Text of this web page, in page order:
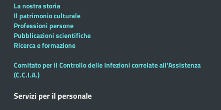
La nostra storia
Il patrimonio culturale
Professioni persone
Pubblicazioni scientifiche
Ricerca e formazione
Comitato per il Controllo delle Infezioni correlate all’Assistenza
(C.C.I.A.)
Servizi per il personale